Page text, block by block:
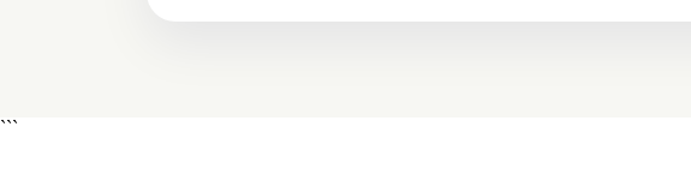
```